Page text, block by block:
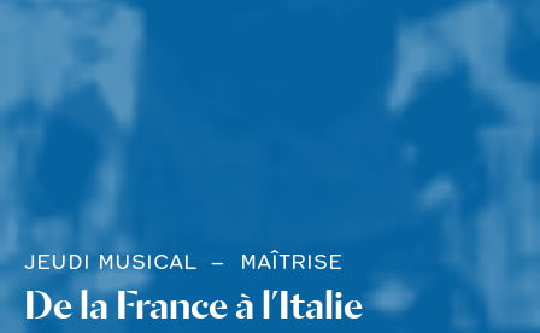
JEUDI MUSICAL MAÎTRISE
De la France à l’Italie